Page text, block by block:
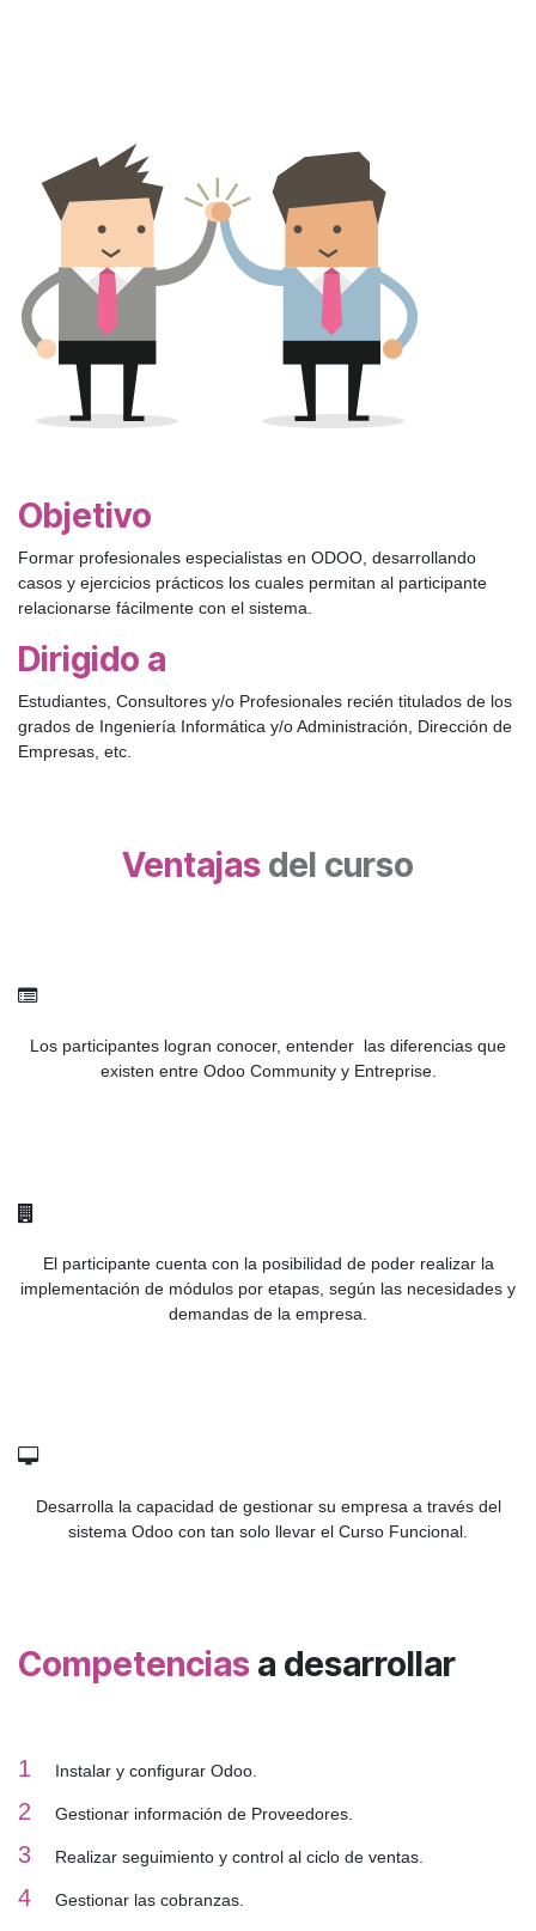
Objetivo
Formar profesionales especialistas en ODOO, desarrollando
casos y ejercicios prácticos los cuales permitan al participante
relacionarse fácilmente con el sistema.
Dirigido a
Estudiantes, Consultores y/o Profesionales recién titulados de los
grados de Ingeniería Informática y/o Administración, Dirección de
Empresas, etc.
Ventajas del curso
Los participantes logran conocer, entender las diferencias que
existen entre Odoo Community y Entreprise.
El participante cuenta con la posibilidad de poder realizar la
implementación de módulos por etapas, según las necesidades y
demandas de la empresa.
Desarrolla la capacidad de gestionar su empresa a través del
sistema Odoo con tan solo llevar el Curso Funcional.
Competencias a desarrollar
1 Instalar y configurar Odoo.
2 Gestionar información de Proveedores.
3 Realizar seguimiento y control al ciclo de ventas.
4 Gestionar las cobranzas.